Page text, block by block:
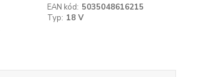
EAN kód: 5035048616215
Typ: 18 V